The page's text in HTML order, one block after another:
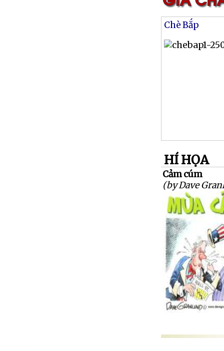
Chè Bắp
HÍ HỌA
Cảm cúm
(by Dave